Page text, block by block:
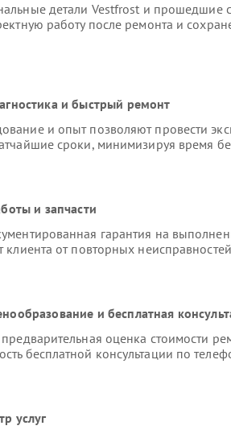
детали Vestfrost и прошедшие
работу после ремонта и
и быстрый ремонт
и опыт позволяют провести
сроки, минимизируя время
и запчасти
гарантия на
клиента от повторных неисправностей
и бесплатная
оценка стоимости
бесплатной консультации по
услуг